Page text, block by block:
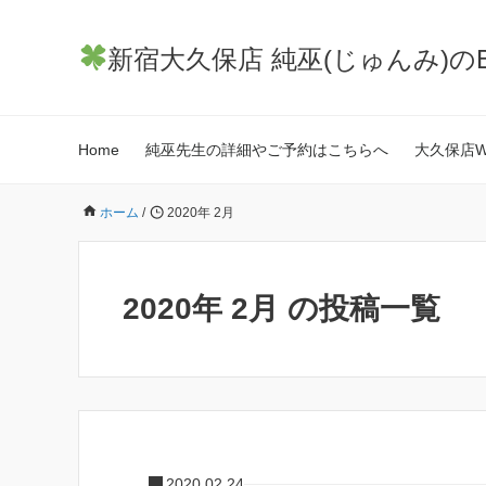
新宿大久保店 純巫(じゅんみ
Home 純巫先生の詳細やご予約はこちらへ 大久保店
ホーム / 2020年 2月
2020年 2月 の投稿一覧